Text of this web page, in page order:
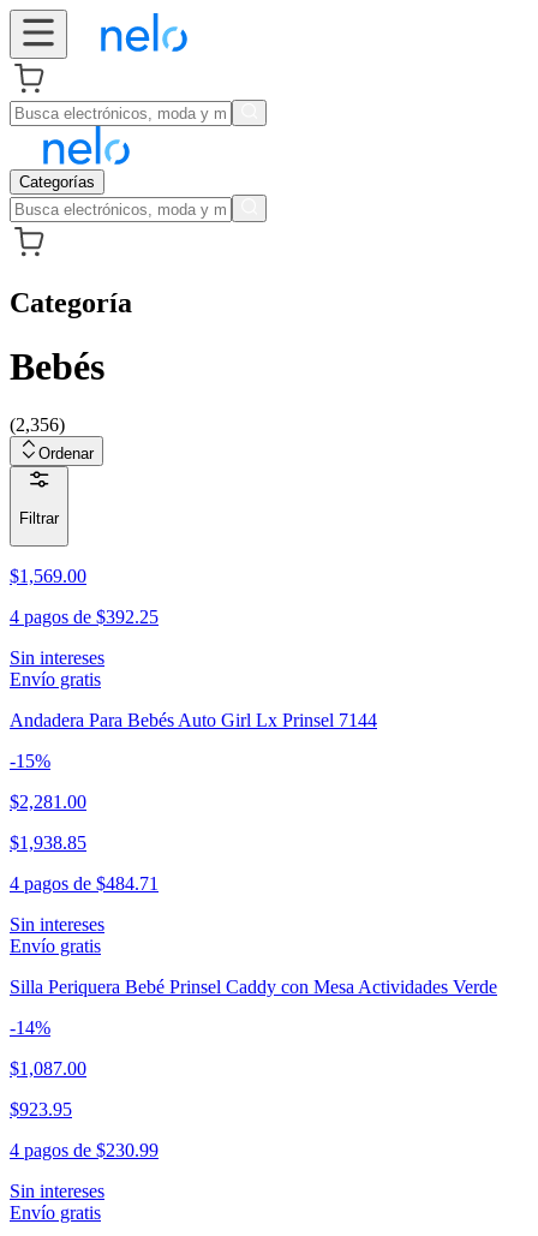
Categorías
Categoría
Bebés
(2,356)
Ordenar
Filtrar
$1,569.00
4 pagos de $392.25
Sin intereses
Envío gratis
Andadera Para Bebés Auto Girl Lx Prinsel 7144
-15%
$2,281.00
$1,938.85
4 pagos de $484.71
Sin intereses
Envío gratis
Silla Periquera Bebé Prinsel Caddy con Mesa Actividades Verde
-14%
$1,087.00
$923.95
4 pagos de $230.99
Sin intereses
Envío gratis